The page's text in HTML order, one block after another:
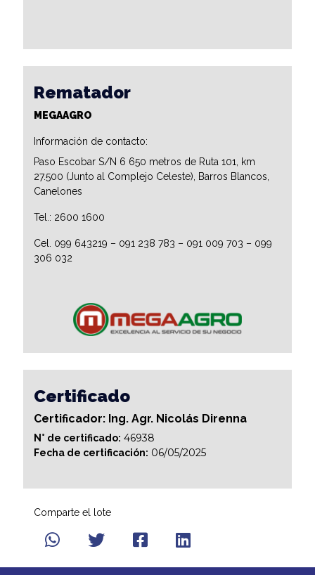
Rematador
MEGAAGRO
Información de contacto:
Paso Escobar S/N 6 650 metros de Ruta 101, km
27.500 (Junto al Complejo Celeste), Barros Blancos,
Canelones
Tel.: 2600 1600
Cel. 099 643219 – 091 238 783 – 091 009 703 – 099
306 032
Certificado
Certificador: Ing. Agr. Nicolás Direnna
N° de certificado: 46938
Fecha de certificación: 06/05/2025
Comparte el lote